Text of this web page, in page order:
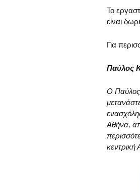
Το
είναι
Για
Παύλος
Ο Παύλος
Αθήνα,
κεντρική